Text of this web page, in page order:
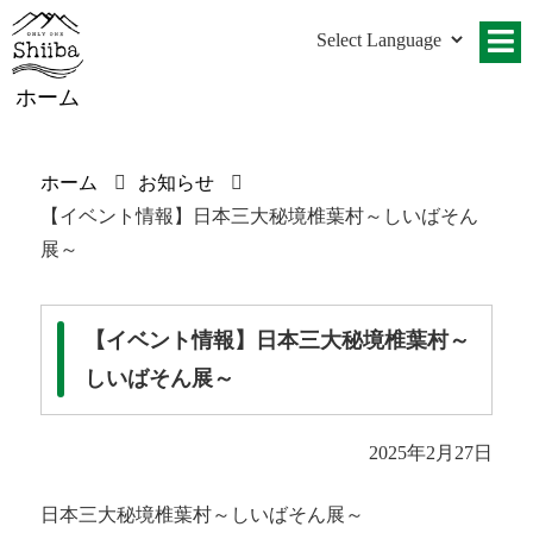
ホーム
ホーム
お知らせ
【イベント情報】日本三大秘境椎葉村～しいばそん
展～
【イベント情報】日本三大秘境椎葉村～
しいばそん展～
2025年2月27日
日本三大秘境椎葉村～しいばそん展～